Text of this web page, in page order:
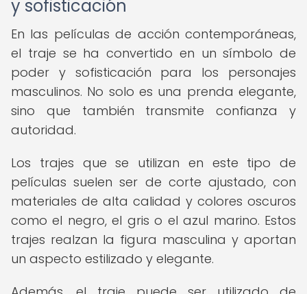
y sofisticación
En las películas de acción contemporáneas,
el traje se ha convertido en un símbolo de
poder y sofisticación para los personajes
masculinos. No solo es una prenda elegante,
sino que también transmite confianza y
autoridad.
Los trajes que se utilizan en este tipo de
películas suelen ser de corte ajustado, con
materiales de alta calidad y colores oscuros
como el negro, el gris o el azul marino. Estos
trajes realzan la figura masculina y aportan
un aspecto estilizado y elegante.